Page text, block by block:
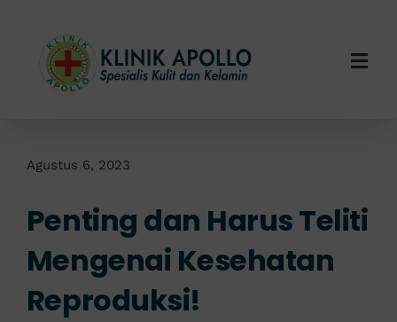
content
Layanan Kami
Info Klinik
Agustus 6, 2023
Penting dan Harus Teliti
Mengenai Kesehatan
Reproduksi!